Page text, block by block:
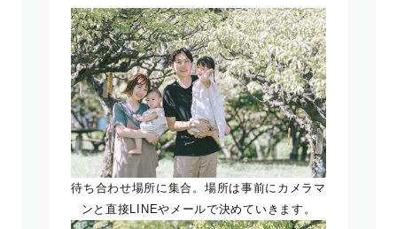
待ち合わせ場所に集合。場所は事前にカメラマ
ンと直接LINEやメールで決めていきます。